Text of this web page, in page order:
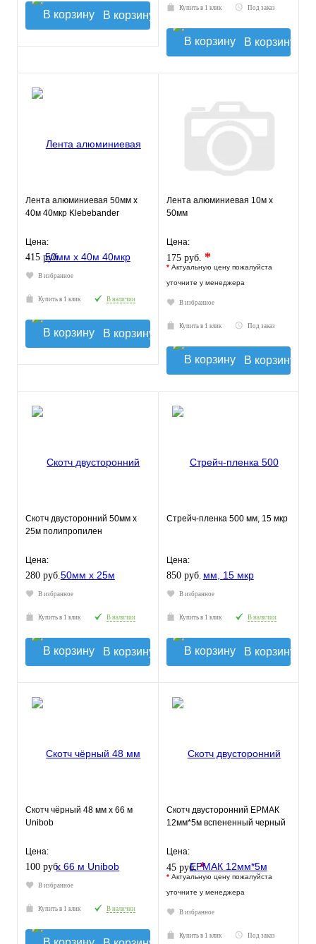
В корзину
Купить в 1 клик Под заказ
В корзину
Лента алюминиевая 50мм х
40м 40мкр Klebebander
Цена:
415 руб.
В избранное
Купить в 1 клик В наличии
В корзину
Лента алюминиевая 10м х
50мм
Цена:
175 руб. *
* Актуальную цену пожалуйста
уточните у менеджера
В избранное
Купить в 1 клик Под заказ
В корзину
Скотч двусторонний 50мм х
25м полипропилен
Цена:
280 руб.
В избранное
Купить в 1 клик В наличии
В корзину
Стрейч-пленка 500 мм, 15 мкр
Цена:
850 руб.
В избранное
Купить в 1 клик В наличии
В корзину
Скотч чёрный 48 мм х 66 м
Unibob
Цена:
100 руб.
В избранное
Купить в 1 клик В наличии
Скотч двусторонний ЕРМАК
12мм*5м вспененный черный
Цена:
45 руб.*
* Актуальную цену пожалуйста
уточните у менеджера
В избранное
Купить в 1 клик Под заказ